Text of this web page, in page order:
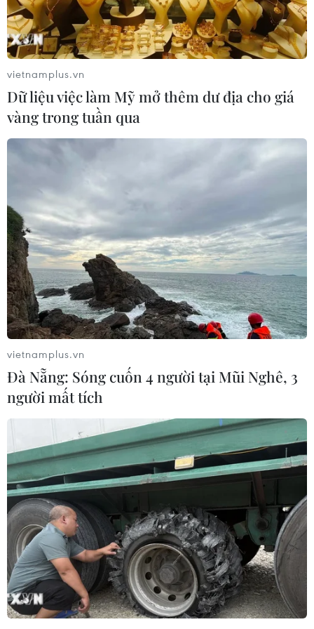
"Doanh nghiệp phải là lực lượng
nòng cốt phát triển công nghệ chiến
lược"
07/08/2026 07:09
Meta bồi thường gần 600 triệu USD
vì gây tổn hại sức khỏe tâm thần trẻ
Mỹ áp thuế 15% đối với nguyên liệu
quan trọng để sản xuất chip
07/08/2026 00:56
Google Wallet cho phép phụ huynh
thiết lập số dư an toàn của con cái
06/08/2026 23:44
ChatGPT cung cấp tính năng chat
không giới hạn cho người dùng miễn
phí
06/08/2026 23:32
Phát hiện lỗ hổng bảo mật nghiêm
trọng trên loạt trình duyệt tích hợp
AI
06/08/2026 15:57
vietnamplus.vn
Dữ liệu việc làm Mỹ mở thêm dư địa cho giá
vàng trong tuần qua
vietnamplus.vn
Đà Nẵng: Sóng cuốn 4 người tại Mũi Nghê, 3
người mất tích